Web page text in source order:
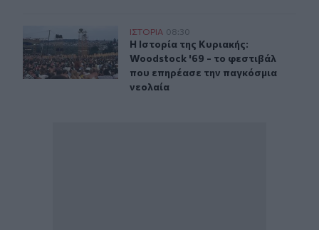
Η Ιστορία της Κυριακής: Woodstock '69 - το φεστιβάλ
ΙΣΤΟΡΙΑ 08:30
Η Ιστορία της Κυριακής:
Η Ιστορία της Κυριακής:
Woodstock '69 - το φεστιβάλ
που επηρέασε την παγκόσμια
νεολαία